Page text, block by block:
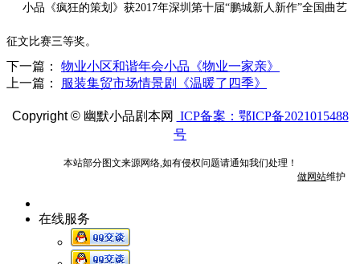
小品《疯狂的策划》获2017年深圳第十届“鹏城新人新作”全国曲艺
征文比赛三等奖。
下一篇：
物业小区和谐年会小品《物业一家亲》
上一篇：
服装集贸市场情景剧《温暖了四季》
Copyright © 幽默小品剧本网
ICP备案：鄂ICP备2021015488
号
本站部分图文来源网络,如有侵权问题请通知我们处理！
做网站维护
在线服务